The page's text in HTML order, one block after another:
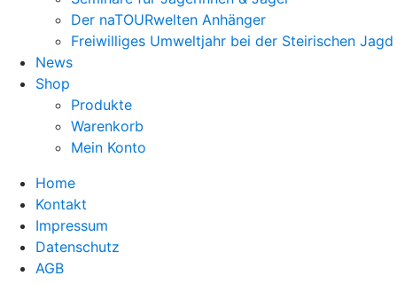
Der naTOURwelten Anhänger
Freiwilliges Umweltjahr bei der Steirischen Jagd
News
Shop
Produkte
Warenkorb
Mein Konto
Home
Kontakt
Impressum
Datenschutz
AGB